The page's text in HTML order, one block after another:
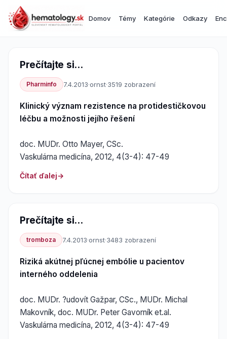
Domov Témy Kategórie Odkazy
Prečítajte si...
Pharminfo 7.4.2013·ornst·3519 zobrazení
Klinický význam rezistence na protidestičkovou
léčbu a možnosti jejího řešení
doc. MUDr. Otto Mayer, CSc.
Vaskulárna medicína, 2012, 4(3-4): 47-49
Čítať ďalej
Prečítajte si...
tromboza 7.4.2013·ornst·3483 zobrazení
Riziká akútnej pľúcnej embólie u pacientov
interného oddelenia
doc. MUDr. ?udovít Gažpar, CSc., MUDr. Michal
Makovník, doc. MUDr. Peter Gavorník et.al.
Vaskulárna medicína, 2012, 4(3-4): 47-49